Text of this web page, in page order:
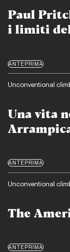
Paul
i limiti del
ANTEPRIMA
Una vita
Unconventional
ANTEPRIMA
The
Unconventional
ANTEPRIMA